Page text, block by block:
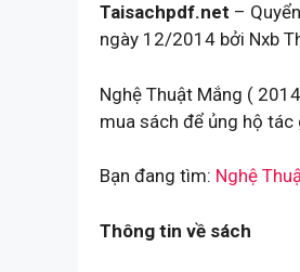
Taisachpdf.net –
ngày 12/2014 bởi Nxb
Nghệ Thuật Mắng (
mua sách để ủng hộ tác
Bạn đang tìm: Nghệ
Thông tin về sách